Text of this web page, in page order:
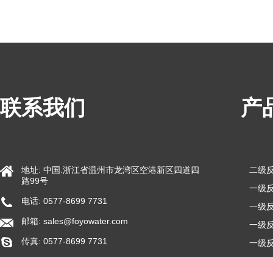
联系我们
地址: 中国.浙江省温州市龙湾区空港新区四道四
路99号
电话: 0577-8699 7731
邮箱: sales@foyowater.com
传真: 0577-8699 7731
产
二级
一级
一级
一级
一级